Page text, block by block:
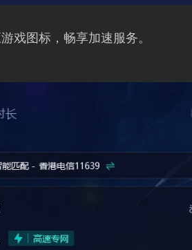
戏图标，畅享加速服务。